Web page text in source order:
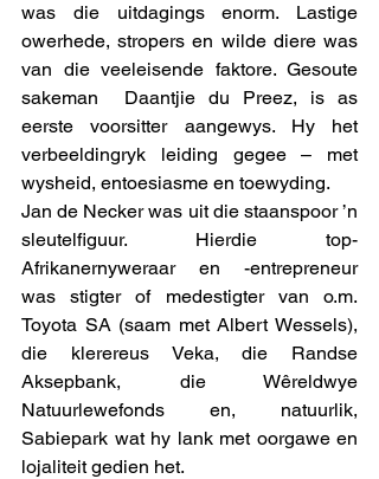
was die uitdagings enorm. Lastige
owerhede, stropers en wilde diere was
van die veeleisende faktore. Gesoute
sakeman  Daantjie du Preez, is as
eerste voorsitter aangewys. Hy het
verbeeldingryk leiding gegee – met
wysheid, entoesiasme en toewyding.
Jan de Necker was uit die staanspoor ’n
sleutelfiguur. Hierdie top-
Afrikanernyweraar en -entrepreneur
was stigter of medestigter van o.m.
Toyota SA (saam met Albert Wessels),
die klerereus Veka, die Randse
Aksepbank, die Wêreldwye
Natuurlewefonds en, natuurlik,
Sabiepark wat hy lank met oorgawe en
lojaliteit gedien het.